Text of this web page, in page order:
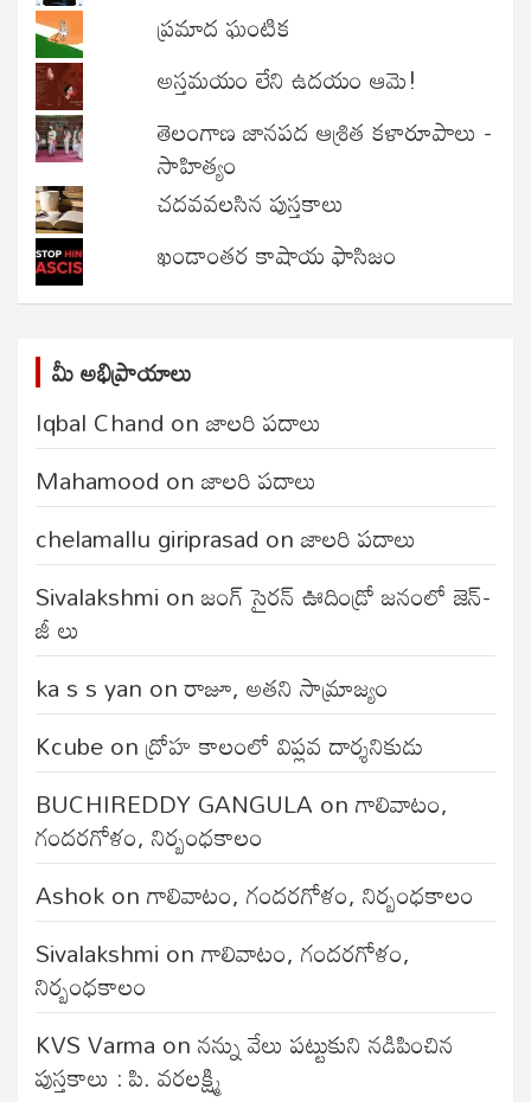
ప్రమాద ఘంటిక
అస్తమయం లేని ఉదయం ఆమె!
తెలంగాణ జానపద ఆశ్రిత కళారూపాలు -
సాహిత్యం
చదవవలసిన పుస్తకాలు
ఖండాంతర కాషాయ ఫాసిజం
మీ అభిప్రాయాలు
Iqbal Chand onజాలరి పదాలు
Mahamood onజాలరి పదాలు
chelamallu giriprasad onజాలరి పదాలు
Sivalakshmi onజంగ్‌ సైరన్‌ ఊదిండ్రో జనంలో జెన్-
జీ లు
ka s s yan onరాజూ, అతని సామ్రాజ్యం
Kcubeonద్రోహ కాలంలో విప్లవ దార్శనికుడు
BUCHIREDDY GANGULA onగాలివాటం,
గందరగోళం, నిర్బంధకాలం
Ashokonగాలివాటం, గందరగోళం, నిర్బంధకాలం
Sivalakshmi onగాలివాటం, గందరగోళం,
నిర్బంధకాలం
KVS Varma onనన్ను వేలు పట్టుకుని నడిపించిన
పుస్తకాలు : పి. వరలక్ష్మి